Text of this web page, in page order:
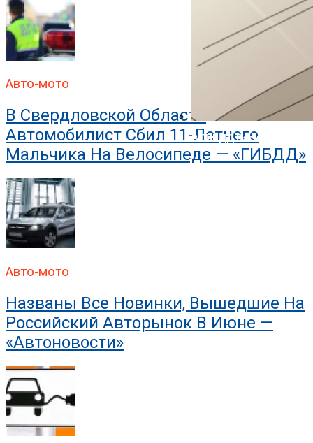
В ГИБДД Раскрыли, Что
Авто-мото
В Свердловской Области
Автомобилист Сбил 11-Летнего
Мальчика На Велосипеде — «ГИБДД»
Авто-мото
Названы Все Новинки, Вышедшие На
Российский Авторынок В Июне —
«Автоновости»